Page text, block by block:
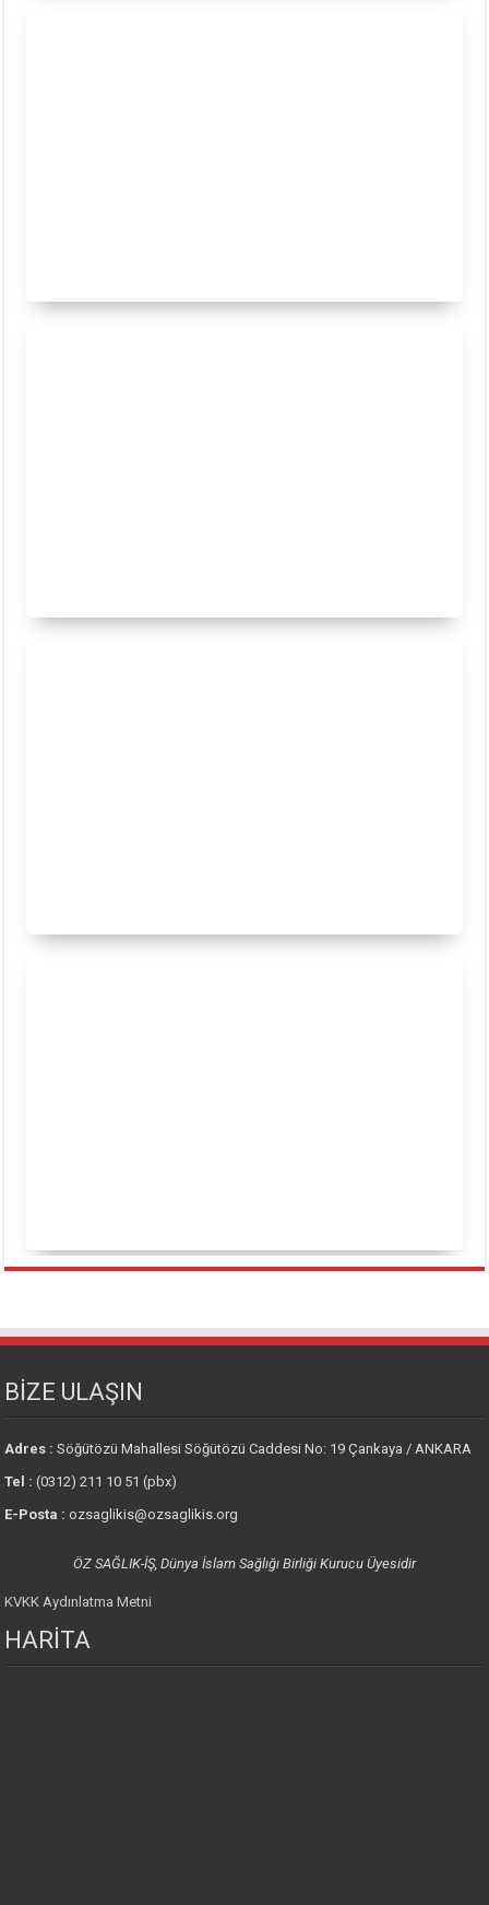
BİZE ULAŞIN
Adres :Söğütözü Mahallesi Söğütözü Caddesi No: 19 Çankaya / ANKARA
Tel : (0312) 211 10 51 (pbx)
E-Posta : ozsaglikis@ozsaglikis.org
ÖZ SAĞLIK-İŞ, Dünya İslam Sağlığı Birliği Kurucu Üyesidir
KVKK Aydınlatma Metni
HARİTA